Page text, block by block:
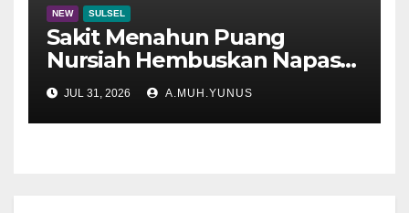
NEW SULSEL
Sakit Menahun Puang
Nursiah Hembuskan Napas
Terakhir
JUL 31, 2026 A.MUH.YUNUS